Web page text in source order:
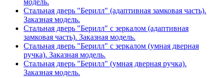
модель.
Стальная дверь "Берилл" (адаптивная замковая часть).
Заказная модель.
Стальная дверь "Берилл" с зеркалом (адаптивная
замковая часть). Заказная модель.
Стальная дверь "Берилл" с зеркалом (умная дверная
ручка). Заказная модель.
Стальная дверь "Берилл" (умная дверная ручка).
Заказная модель.